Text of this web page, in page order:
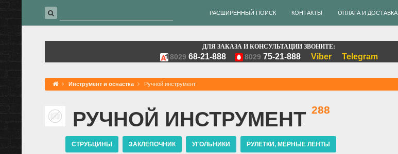
РАСШИРЕННЫЙ ПОИСК КОНТАКТЫ ОПЛАТА И ДОСТАВКА
ДЛЯ ЗАКАЗА И КОНСУЛЬТАЦИИ ЗВОНИТЕ:
8029 68-21-888 8029 75-21-888 Viber Telegram
Инструмент и оснастка Ручной инструмент
РУЧНОЙ ИНСТРУМЕНТ 288
СТРУБЦИНЫ ЗАКЛЕПОЧНИК УГОЛЬНИКИ РУЛЕТКИ, МЕРНЫЕ ЛЕНТЫ